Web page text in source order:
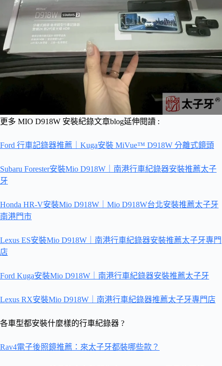
更多 MIO D918W 安裝紀錄文章blog延伸閱讀 :
Ford 行車記錄器推薦｜Kuga安裝 MiVue™ D918W 分離式鏡頭
Subaru Forester安裝Mio D918W｜南港行車紀錄器安裝推薦太子
牙
Honda HR-V安裝Mio D918W｜Mio D918W台北安裝推薦太子牙
南港門市
Lexus ES安裝Mio D918W｜南港行車紀錄器安裝推薦太子牙專門
店
Ford Kuga安裝Mio D918W｜南港行車紀錄器安裝推薦太子牙
Lexus RX安裝Mio D918W｜南港行車紀錄器推薦太子牙專門店
各車型都安裝什麼樣的行車紀錄器 ?
Rav4電子後照鏡推薦：來太子牙都裝哪些款？